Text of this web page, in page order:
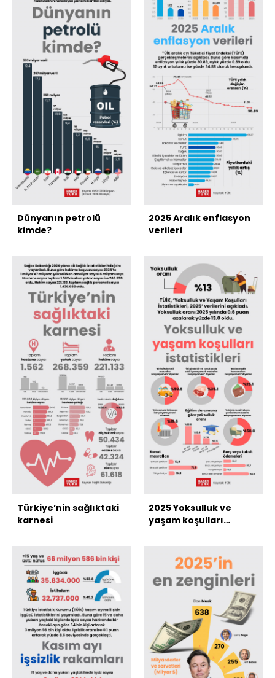
Dünyanın petrolü
kimde?
2025 Aralık enflasyon
verileri
Türkiye’nin sağlıktaki
karnesi
2025 Yoksulluk ve
yaşam koşulları